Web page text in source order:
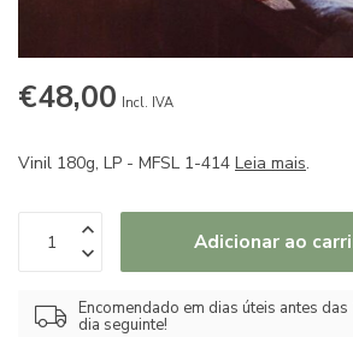
€48,00 Incl. IVA
Vinil 180g, LP - MFSL 1-414 Leia mais.
Adicionar ao
Encomendado em dias úteis antes
dia seguinte!